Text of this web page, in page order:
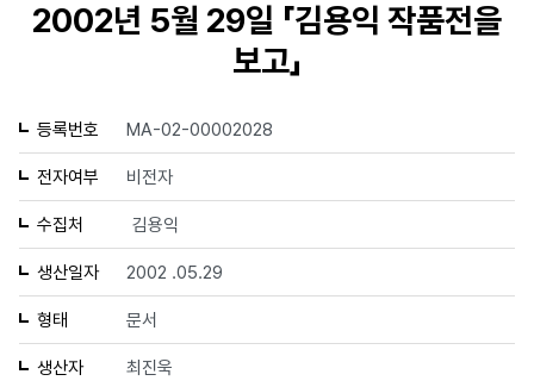
2002년 5월 29일 「김용익 작품전을
보고」
등록번호 MA-02-00002028
전자여부 비전자
수집처 김용익
생산일자 2002 .05.29
형태 문서
생산자 최진욱